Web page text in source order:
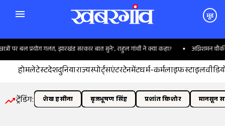
मूड
पर बल प्रयोग गलत, झारखंड सरकार बात सुने', राहुल गांधी ने क्या कहा? अग्निशमन चौकी
होमलेटेस्टदेशदुनियाराज्यस्पोर्ट्सएंटरटेनमेंटधर्म-कर्मलाइफस्टाइल
ट्रेंडिंग: शेख हसीना बृजभूषण सिंह प्रशांत किशोर मानसून